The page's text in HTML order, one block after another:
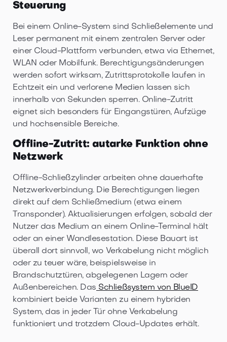
Steuerung
Bei einem Online-System sind Schließelemente und
Leser permanent mit einem zentralen Server oder
einer Cloud-Plattform verbunden, etwa via Ethernet,
WLAN oder Mobilfunk. Berechtigungsänderungen
werden sofort wirksam, Zutrittsprotokolle laufen in
Echtzeit ein und verlorene Medien lassen sich
innerhalb von Sekunden sperren. Online-Zutritt
eignet sich besonders für Eingangstüren, Aufzüge
und hochsensible Bereiche.
Offline-Zutritt: autarke Funktion ohne
Netzwerk
Offline-Schließzylinder arbeiten ohne dauerhafte
Netzwerkverbindung. Die Berechtigungen liegen
direkt auf dem Schließmedium (etwa einem
Transponder). Aktualisierungen erfolgen, sobald der
Nutzer das Medium an einem Online-Terminal hält
oder an einer Wandlesestation. Diese Bauart ist
überall dort sinnvoll, wo Verkabelung nicht möglich
oder zu teuer wäre, beispielsweise in
Brandschutztüren, abgelegenen Lagern oder
Außenbereichen. Das Schließsystem von BlueID
kombiniert beide Varianten zu einem hybriden
System, das in jeder Tür ohne Verkabelung
funktioniert und trotzdem Cloud-Updates erhält.